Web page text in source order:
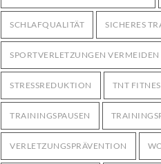
SCHLAFQUALITÄT SICHERES
SPORTVERLETZUNGEN VERMEIDEN
STRESSREDUKTION TNT
TRAININGSPAUSEN
VERLETZUNGSPRÄVENTION